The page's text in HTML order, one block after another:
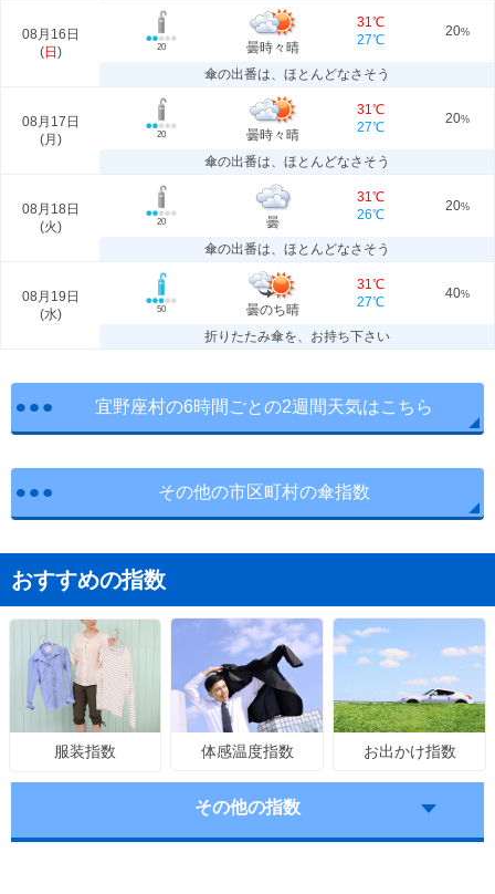
08月16日
(日 ) 20 曇時々晴
31℃
27℃
20%
傘の出番は、ほとんどなさそう
08月17日
(月 ) 20 曇時々晴
31℃
27℃
20%
傘の出番は、ほとんどなさそう
08月18日
(火) 20 曇
31℃
26℃
20%
傘の出番は、ほとんどなさそう
08月19日
(水) 50 曇のち晴
31℃
27℃
40%
折りたたみ傘を、お持ち下さい
宜野座村の6時間ごとの2週間天気はこちら
その他の市区町村の傘指数
おすすめの指数
服装指数 体感温度指数 お出かけ指数
その他の指数